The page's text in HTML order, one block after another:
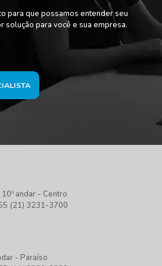
para que possamos entender seu
solução para você e sua empresa.
andar - Centro
(21) 3231-3700
- Paraíso